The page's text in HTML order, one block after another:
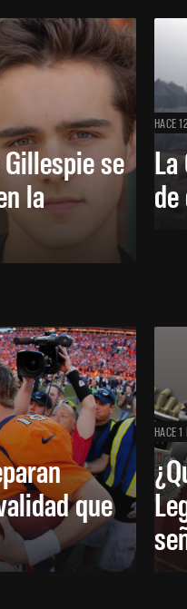
se
la
HACE
que
HACE 1